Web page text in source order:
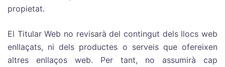
propietat.
El Titular Web no revisarà del contingut dels llocs web
enllaçats, ni dels productes o serveis que ofereixen
altres enllaços web. Per tant, no assumirà cap